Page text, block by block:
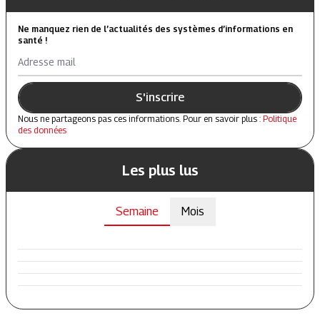
Ne manquez rien de l’actualités des systèmes d’informations en
santé !
Adresse mail
S'inscrire
Nous ne partageons pas ces informations. Pour en savoir plus : Politique
des données
Les plus lus
Semaine Mois